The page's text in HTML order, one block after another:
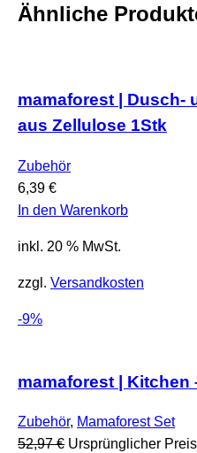
Ähnliche
mamaforest | Dusch-
aus Zellulose 1Stk
Zubehör
6,39 €
In den Warenkorb
inkl. 20 % MwSt.
zzgl. Versandkosten
-9%
mamaforest | Kitchen
Zubehör, Mamaforest Set
52,97€ Ursprünglicher